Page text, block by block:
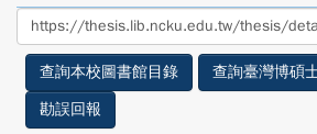
至
facebook
至
twitter
查詢本校圖書館目錄
查詢臺灣博碩
勘誤回報